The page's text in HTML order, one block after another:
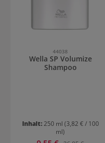
44038
Wella SP Volumize
Shampoo
Inhalt:250 ml (3,82 € / 100
ml)